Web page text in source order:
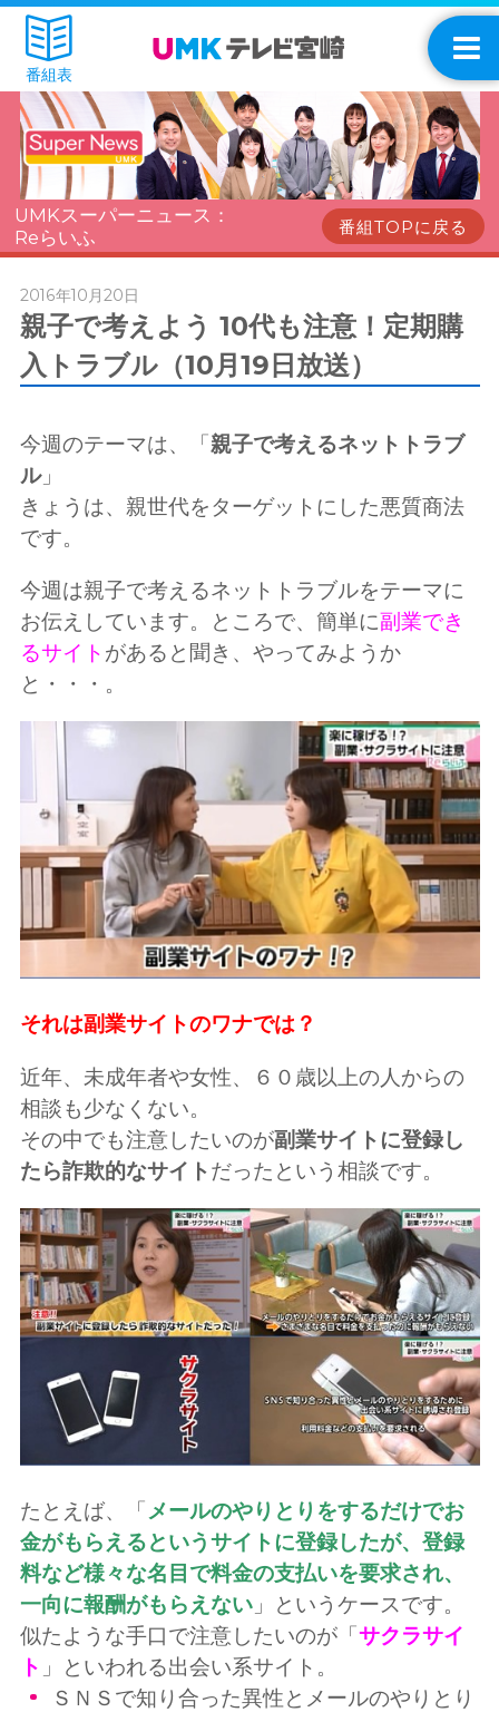
番組表
UMKスーパーニュース：
Reらいふ
番組TOPに戻る
2016年10月20日
親子で考えよう 10代も注意！定期購
入トラブル（10月19日放送）
今週のテーマは、「親子で考えるネットトラブ
ル」
きょうは、親世代をターゲットにした悪質商法
です。
今週は親子で考えるネットトラブルをテーマに
お伝えしています。ところで、簡単に副業でき
るサイト があると聞き、やってみようか
と・・・。
それは副業サイトのワナでは？
近年、未成年者や女性、６０歳以上の人からの
相談も少なくない。
その中でも注意したいのが副業サイトに登録し
たら詐欺的なサイトだったという相談です。
たとえば、「メールのやりとりをするだけでお
金がもらえるというサイトに登録したが、登録
料など様々な名目で料金の支払いを要求され、
一向に報酬がもらえない」というケースです。
似たような手口で注意したいのが「サクラサイ
ト 」といわれる出会い系サイト。
ＳＮＳで知り合った異性とメールのやりとり